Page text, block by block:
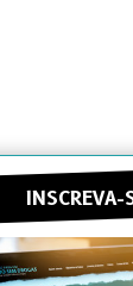
INSCREVA-